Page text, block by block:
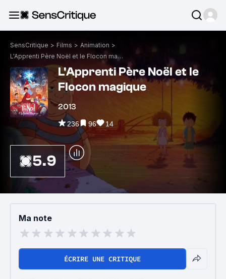
SensCritique > Films > Animation >
L'Apprenti Père Noël et le Flocon magique
L'Apprenti Père Noël et le
Flocon magique
2013
236 96 14
5.9
Ma note
ÉCRIRE UNE CRITIQUE